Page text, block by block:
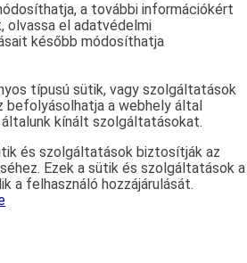
a további információkért
olvassa el adatvédelmi
később módosíthatja
típusú sütik, vagy szolgáltatások
a webhely által
kínált szolgáltatásokat.
és szolgáltatások biztosítják az
Ezek a sütik és szolgáltatások a
a felhasználó hozzájárulását.